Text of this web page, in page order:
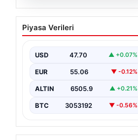
Dünya Kupası sonrası da
durmuyor! Messi
Piyasa Verileri
USD 47.70 ▲ +0.07%
EUR 55.06 ▼ -0.12%
ALTIN 6505.9 ▲ +0.21%
BTC 3053192 ▼ -0.56%